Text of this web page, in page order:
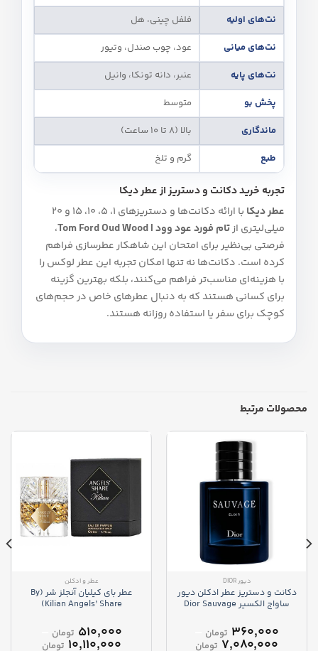
نت‌های اولیه
فلفل چینی، هل
نت‌های میانی
عود، چوب صندل، وتیور
نت‌های پایه
عنبر، دانه تونکا، وانیل
پخش بو
متوسط
ماندگاری
بالا (8 تا 10 ساعت)
طبع
گرم و تلخ
تجربه خرید دکانت و دستریز از عطر دیکا
عطر دیکا
با ارائه دکانت‌ها و دستریزهای 1، 5، 10، 15 و 20
میلی‌لیتری ازتام فورد عود وود | Tom Ford Oud Wood
،
فرصتی بی‌نظیر برای امتحان این شاهکار عطرسازی فراهم
کرده است. دکانت‌ها نه تنها امکان تجربه این عطر لوکس را
با هزینه‌ای مناسب‌تر فراهم می‌کنند، بلکه بهترین گزینه
برای کسانی هستند که به دنبال عطرهای خاص در حجم‌های
کوچک برای سفر یا استفاده روزانه هستند.
محصولات مرتبط
دیور DIOR
دکانت و دستریز عطر ادکلن دیور
ساواج الکسیر Dior Sauvage
۳۶۰,۰۰۰ تومان
۷,۰۸۰,۰۰۰ تومان
عطر و ادکلن
عطر بای کیلیان آنجلز شر (By
Kilian Angels’ Share)
۵۱۰,۰۰۰ تومان
۱۰,۱۱۰,۰۰۰ تومان